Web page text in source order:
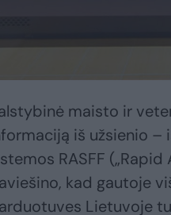
maisto ir
iš užsienio –
RASFF
kad gautoje
Lietuvoje